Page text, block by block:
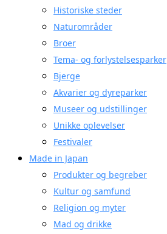
Historiske steder
Naturområder
Broer
Tema- og forlystelsesparker
Bjerge
Akvarier og dyreparker
Museer og udstillinger
Unikke oplevelser
Festivaler
Made in Japan
Produkter og begreber
Kultur og samfund
Religion og myter
Mad og drikke